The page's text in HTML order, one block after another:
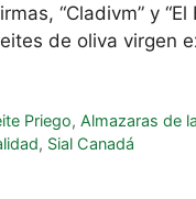
“Cladivm” y
de oliva virgen
Priego,Almazaras de
, Sial Canadá